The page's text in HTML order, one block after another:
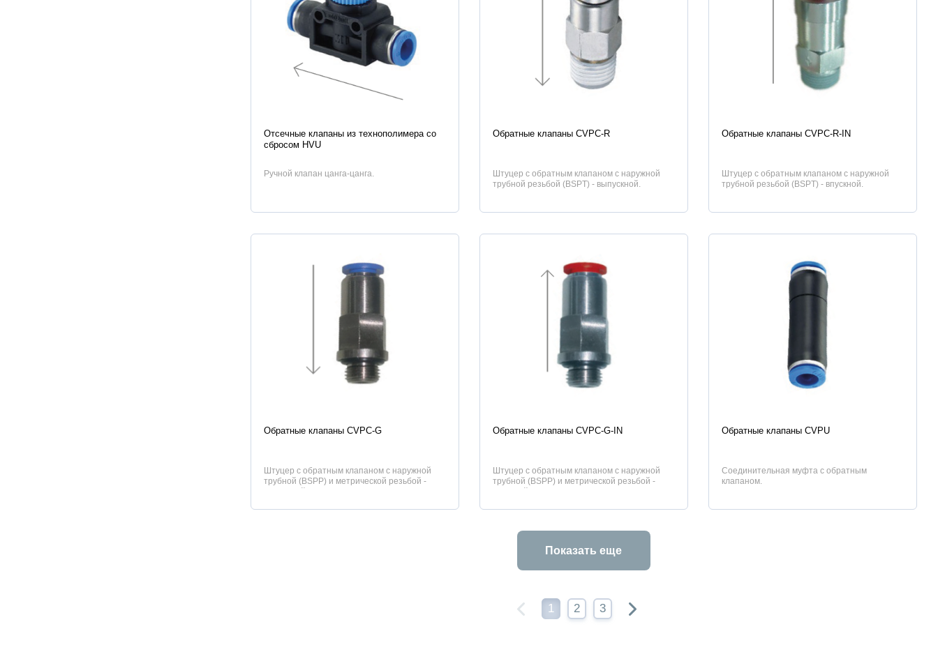
Отсечные клапаны из технополимера со
сбросом HVU
Ручной клапан цанга-цанга.
Обратные клапаны CVPC-R
Штуцер с обратным клапаном с наружной
трубной резьбой (BSPT) - выпускной.
Обратные клапаны CVPC-R-IN
Штуцер с обратным клапаном с наружной
трубной резьбой (BSPT) - впускной.
Обратные клапаны CVPC-G
Штуцер с обратным клапаном с наружной
трубной (BSPP) и метрической резьбой -
Обратные клапаны CVPC-G-IN
Штуцер с обратным клапаном с наружной
трубной (BSPP) и метрической резьбой -
Обратные клапаны CVPU
Соединительная муфта с обратным
клапаном.
Показать еще
1 2 3